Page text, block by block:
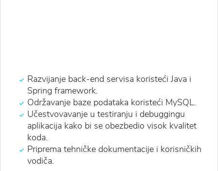
Razvijanje back-end servisa koristeći Java i
Spring framework.
Održavanje baze podataka koristeći MySQL.
Učestvovavanje u testiranju i debuggingu
aplikacija kako bi se obezbedio visok kvalitet
koda.
Priprema tehničke dokumentacije i korisničkih
vodiča.